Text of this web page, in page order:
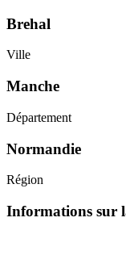
Brehal
Ville
Manche
Département
Normandie
Région
Informations sur